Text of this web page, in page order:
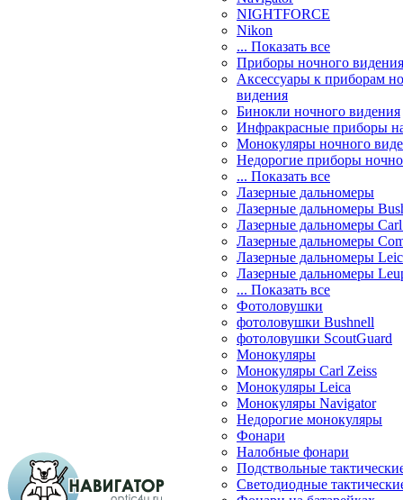
NIGHTFORCE
Nikon
... Показать все
Приборы ночного видения
Аксессуары к приборам
видения
Бинокли ночного видения
Инфракрасные приборы
Монокуляры ночного
Недорогие приборы
... Показать все
Лазерные дальномеры
Лазерные дальномеры
Лазерные дальномеры
Лазерные дальномеры
Лазерные дальномеры
Лазерные дальномеры
... Показать все
Фотоловушки
фотоловушки Bushnell
фотоловушки ScoutGuard
Монокуляры
Монокуляры Carl Zeiss
Монокуляры Leica
Монокуляры Navigator
Недорогие монокуляры
Фонари
Налобные фонари
Подствольные
Светодиодные